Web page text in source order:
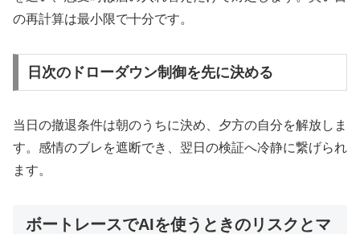
の再計算は最小限で十分です。
日次のドローダウン制御を先に決める
当日の撤退条件は朝のうちに決め、夕方の自分を解放しま
す。感情のブレを遮断でき、翌日の検証へ冷静に繋げられ
ます。
ボートレースでAIを使うときのリスクとマ